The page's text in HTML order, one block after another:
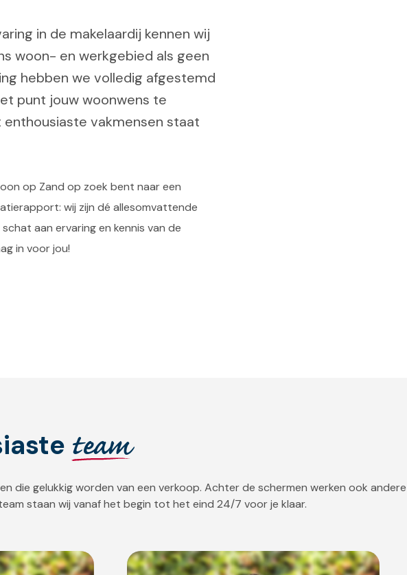
in de makelaardij kennen wij
woon- en werkgebied als geen
hebben we volledig afgestemd
punt jouw woonwens te
vakmensen staat
op Zand op zoek bent naar een
wij zijn dé allesomvattende
aan ervaring en kennis van de
in voor jou!
team
die gelukkig worden van een verkoop. Achter de schermen werken ook
staan wij vanaf het begin tot het eind 24/7 voor je klaar.